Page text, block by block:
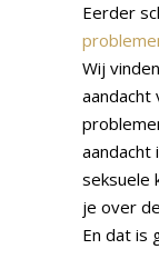
Eerder
Wij
aandacht
aandacht
seksuele
je over
En dat is